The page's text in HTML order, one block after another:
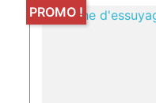
PROMO !